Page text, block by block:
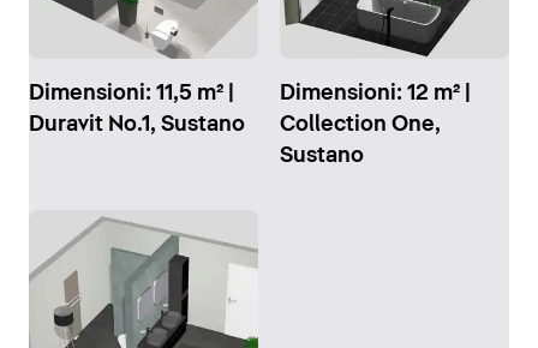
Dimensioni: 11,5 m² |
Duravit No.1, Sustano
Dimensioni: 12 m² |
Collection One,
Sustano